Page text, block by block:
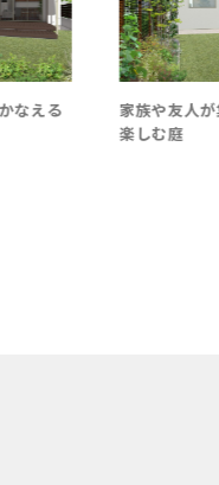
家族や友人が集い趣味を